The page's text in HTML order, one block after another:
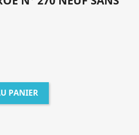
PANIER